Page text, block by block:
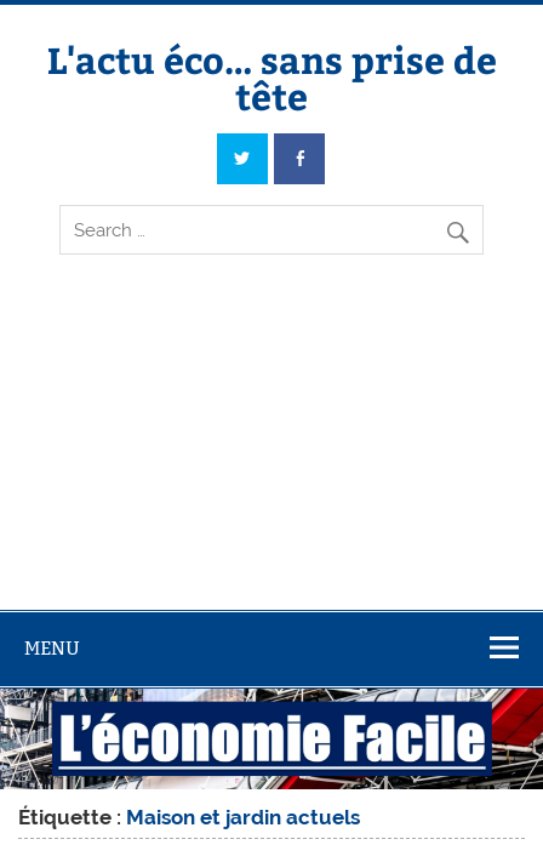
Skip
contentL'actu éco… sans prise de
tête
L'actu éco… sans prise de tête
MENU
Étiquette : Maison et jardin actuels